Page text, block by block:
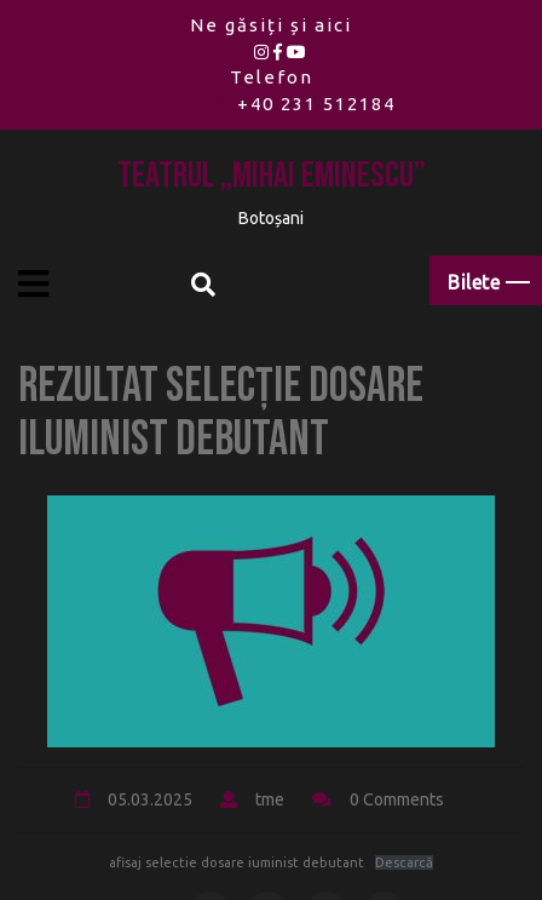
Ne găsiți și aici
Telefon
+40 231 512184
Teatrul „Mihai Eminescu”
Botoșani
Bilete
Rezultat selecție dosare
ILUMINIST DEBUTANT
05.03.2025 tme 0 Comments
afisaj selectie dosare iuminist debutant Descarcă